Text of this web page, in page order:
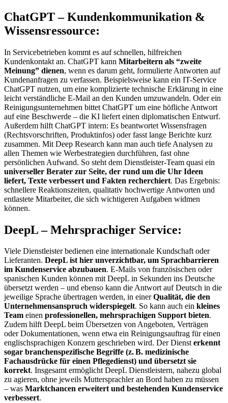
ChatGPT – Kundenkommunikation &
Wissensressource:
In Servicebetrieben kommt es auf schnellen, hilfreichen
Kundenkontakt an. ChatGPT kann Mitarbeitern als “zweite
Meinung” dienen, wenn es darum geht, formulierte Antworten auf
Kundenanfragen zu verfassen. Beispielsweise kann ein IT-Service
ChatGPT nutzen, um eine komplizierte technische Erklärung in eine
leicht verständliche E-Mail an den Kunden umzuwandeln. Oder ein
Reinigungsunternehmen bittet ChatGPT um eine höfliche Antwort
auf eine Beschwerde – die KI liefert einen diplomatischen Entwurf.
Außerdem hilft ChatGPT intern: Es beantwortet Wissensfragen
(Rechtsvorschriften, Produktinfos) oder fasst lange Berichte kurz
zusammen. Mit Deep Research kann man auch tiefe Analysen zu
allen Themen wie Werbestrategien durchführen, fast ohne
persönlichen Aufwand. So steht dem Dienstleister-Team quasi ein
universeller Berater zur Seite, der rund um die Uhr Ideen
liefert, Texte verbessert und Fakten recherchiert. Das Ergebnis:
schnellere Reaktionszeiten, qualitativ hochwertige Antworten und
entlastete Mitarbeiter, die sich wichtigeren Aufgaben widmen
können.
DeepL – Mehrsprachiger Service:
Viele Dienstleister bedienen eine internationale Kundschaft oder
Lieferanten. DeepL ist hier unverzichtbar, um Sprachbarrieren
im Kundenservice abzubauen. E-Mails von französischen oder
spanischen Kunden können mit DeepL in Sekunden ins Deutsche
übersetzt werden – und ebenso kann die Antwort auf Deutsch in die
jeweilige Sprache übertragen werden, in einerQualität, die den
Unternehmensanspruch widerspiegelt. So kann auch ein kleines
Team einen professionellen, mehrsprachigen Support bieten.
Zudem hilft DeepL beim Übersetzen von Angeboten, Verträgen
oder Dokumentationen, wenn etwa ein Reinigungsauftrag für einen
englischsprachigen Konzern geschrieben wird. Der Diensterkennt
sogar branchenspezifische Begriffe (z. B. medizinische
Fachausdrücke für einen Pflegedienst) und übersetzt sie
korrekt. Insgesamt ermöglicht DeepL Dienstleistern, nahezu global
zu agieren, ohne jeweils Muttersprachler an Bord haben zu müssen
– was Marktchancen erweitert und bestehenden Kundenservice
verbessert.